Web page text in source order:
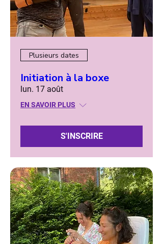
Plusieurs dates
Initiation à la boxe
lun. 17 août
EN SAVOIR PLUS
S'INSCRIRE